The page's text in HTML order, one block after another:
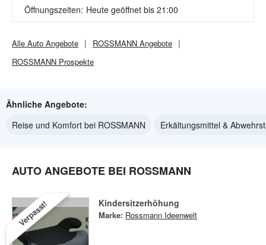
Öffnungszeiten: Heute geöffnet bis 21:00
Alle Auto Angebote ROSSMANN Angebote
ROSSMANN Prospekte
Ähnliche Angebote:
Reise und Komfort bei ROSSMANN
Erkältungsmittel &
AUTO ANGEBOTE BEI ROSSMANN
Verpasst! Kindersitzerhöhung
Marke: Rossmann Ideenwelt